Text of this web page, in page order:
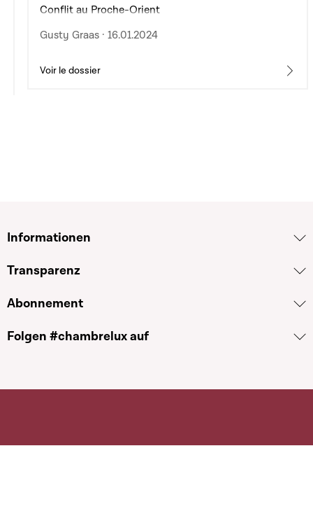
Conflit au Proche-Orient
Gusty Graas · 16.01.2024
Voir le dossier
Informationen
Transparenz
Abonnement
Folgen #chambrelux auf